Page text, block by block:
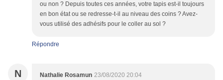
ou non ? Depuis toutes ces années, votre tapis est-il toujours
en bon état ou se redresse-t-il au niveau des coins ? Avez-
vous utilisé des adhésifs pour le coller au sol ?
Répondre
N Nathalie Rosamun 23/08/2020 20:04